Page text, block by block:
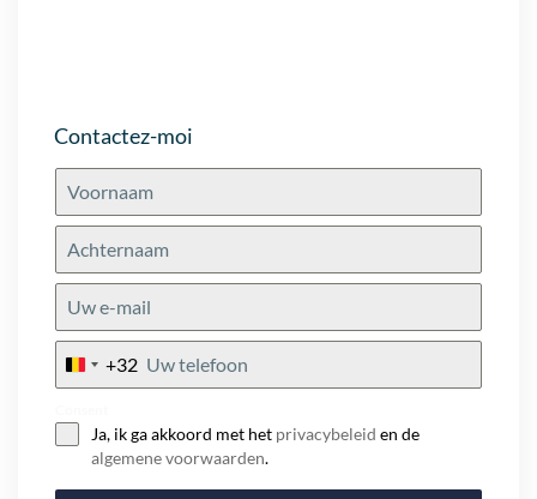
Contactez-moi
Belgium
+32
Ja, ik ga akkoord met het privacybeleid en de
algemene voorwaarden.